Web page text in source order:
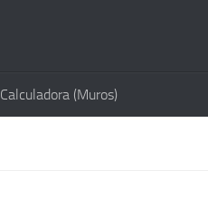
Calculadora (Muros)